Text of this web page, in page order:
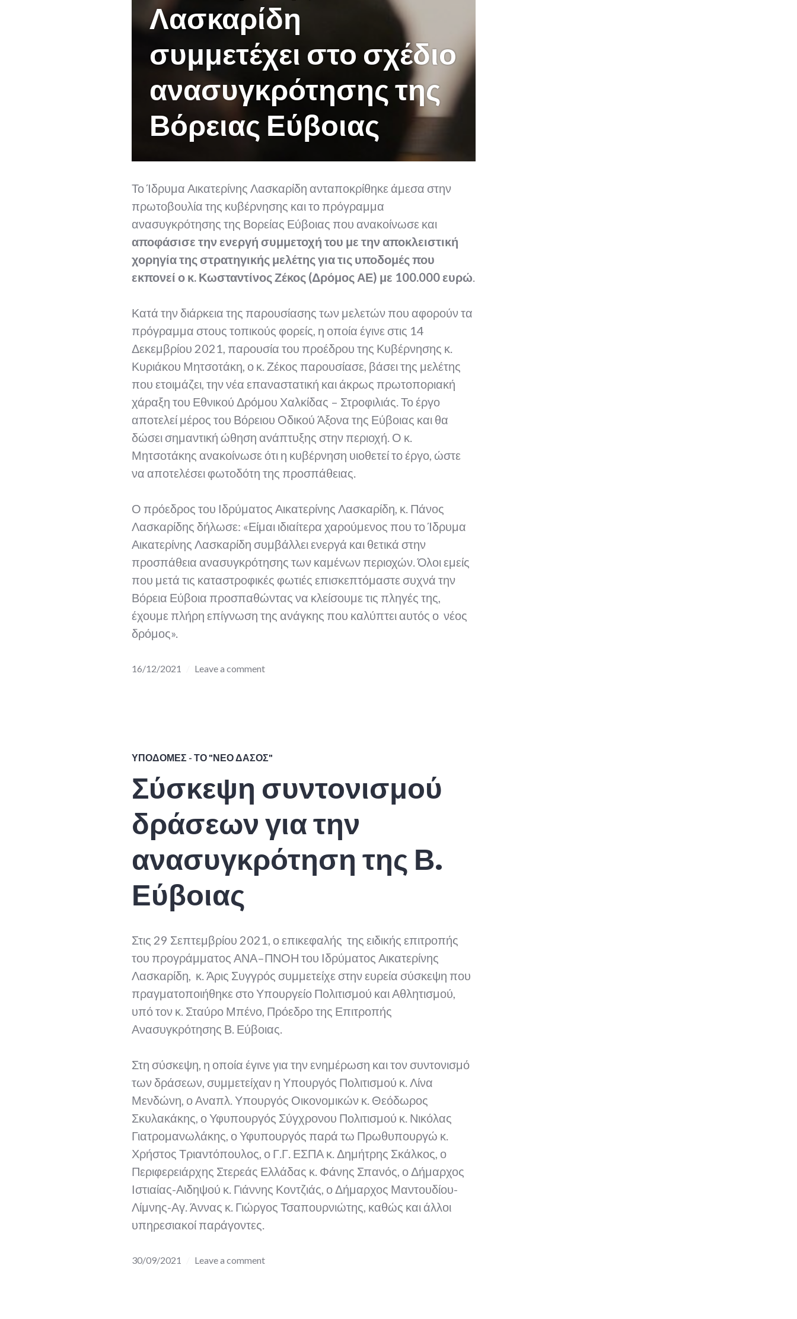
Λασκαρίδη
συμμετέχει στο σχέδιο
ανασυγκρότησης της
Βόρειας Εύβοιας
Το Ίδρυμα Αικατερίνης Λασκαρίδη ανταποκρίθηκε άμεσα στην
πρωτοβουλία της κυβέρνησης και το πρόγραμμα
ανασυγκρότησης της Βορείας Εύβοιας που ανακοίνωσε και
αποφάσισε την ενεργή συμμετοχή του με την αποκλειστική
χορηγία της στρατηγικής μελέτης για τις υποδομές που
εκπονεί ο κ. Κωσταντίνος Ζέκος (Δρόμος ΑΕ) με 100.000 ευρώ.
Κατά την διάρκεια της παρουσίασης των μελετών που αφορούν τα
πρόγραμμα στους τοπικούς φορείς, η οποία έγινε στις 14
Δεκεμβρίου 2021, παρουσία του προέδρου της Κυβέρνησης κ.
Κυριάκου Μητσοτάκη, ο κ. Ζέκος παρουσίασε, βάσει της μελέτης
που ετοιμάζει, την νέα επαναστατική και άκρως πρωτοποριακή
χάραξη του Εθνικού Δρόμου Χαλκίδας – Στροφιλιάς. Το έργο
αποτελεί μέρος του Βόρειου Οδικού Άξονα της Εύβοιας και θα
δώσει σημαντική ώθηση ανάπτυξης στην περιοχή. Ο κ.
Μητσοτάκης ανακοίνωσε ότι η κυβέρνηση υιοθετεί το έργο, ώστε
να αποτελέσει φωτοδότη της προσπάθειας.
Ο πρόεδρος του Ιδρύματος Αικατερίνης Λασκαρίδη, κ. Πάνος
Λασκαρίδης δήλωσε: «Είμαι ιδιαίτερα χαρούμενος που το Ίδρυμα
Αικατερίνης Λασκαρίδη συμβάλλει ενεργά και θετικά στην
προσπάθεια ανασυγκρότησης των καμένων περιοχών. Όλοι εμείς
που μετά τις καταστροφικές φωτιές επισκεπτόμαστε συχνά την
Βόρεια Εύβοια προσπαθώντας να κλείσουμε τις πληγές της,
έχουμε πλήρη επίγνωση της ανάγκης που καλύπτει αυτός ο νέος
δρόμος».
16/12/2021 Leave a comment
ΥΠΟΔΟΜΈΣ - ΤΟ "ΝΈΟ ΔΆΣΟΣ"
Σύσκεψη συντονισμού
δράσεων για την
ανασυγκρότηση της Β.
Εύβοιας
Στις 29 Σεπτεμβρίου 2021, ο επικεφαλής της ειδικής επιτροπής
του προγράμματος ΑΝΑ–ΠΝΟΗ του Ιδρύματος Αικατερίνης
Λασκαρίδη, κ. Άρις Συγγρός συμμετείχε στην ευρεία σύσκεψη που
πραγματοποιήθηκε στο Υπουργείο Πολιτισμού και Αθλητισμού,
υπό τον κ. Σταύρο Μπένο, Πρόεδρο της Επιτροπής
Ανασυγκρότησης Β. Εύβοιας.
Στη σύσκεψη, η οποία έγινε για την ενημέρωση και τον συντονισμό
των δράσεων, συμμετείχαν η Υπουργός Πολιτισμού κ. Λίνα
Μενδώνη, ο Αναπλ. Υπουργός Οικονομικών κ. Θεόδωρος
Σκυλακάκης, ο Υφυπουργός Σύγχρονου Πολιτισμού κ. Νικόλας
Γιατρομανωλάκης, ο Υφυπουργός παρά τω Πρωθυπουργώ κ.
Χρήστος Τριαντόπουλος, ο Γ.Γ. ΕΣΠΑ κ. Δημήτρης Σκάλκος, ο
Περιφερειάρχης Στερεάς Ελλάδας κ. Φάνης Σπανός, ο Δήμαρχος
Ιστιαίας-Αιδηψού κ. Γιάννης Κοντζιάς, ο Δήμαρχος Μαντουδίου-
Λίμνης-Αγ. Άννας κ. Γιώργος Τσαπουρνιώτης, καθώς και άλλοι
υπηρεσιακοί παράγοντες.
30/09/2021 Leave a comment